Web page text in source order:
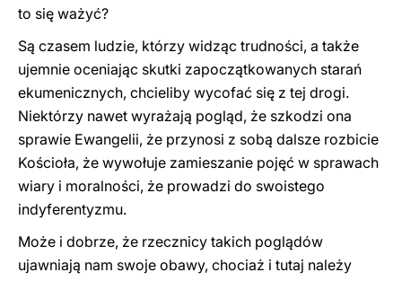
to się ważyć?
Są czasem ludzie, którzy widząc trudności, a także
ujemnie oceniając skutki zapoczątkowanych starań
ekumenicznych, chcieliby wycofać się z tej drogi.
Niektórzy nawet wyrażają pogląd, że szkodzi ona
sprawie Ewangelii, że przynosi z sobą dalsze rozbicie
Kościoła, że wywołuje zamieszanie pojęć w sprawach
wiary i moralności, że prowadzi do swoistego
indyferentyzmu.
Może i dobrze, że rzecznicy takich poglądów
ujawniają nam swoje obawy, chociaż i tutaj należy